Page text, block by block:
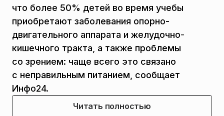
что более 50% детей во время учебы
приобретают заболевания опорно-
двигательного аппарата и желудочно-
кишечного тракта, а также проблемы
со зрением: чаще всего это связано
с неправильным питанием, сообщает
Инфо24.
Читать полностью